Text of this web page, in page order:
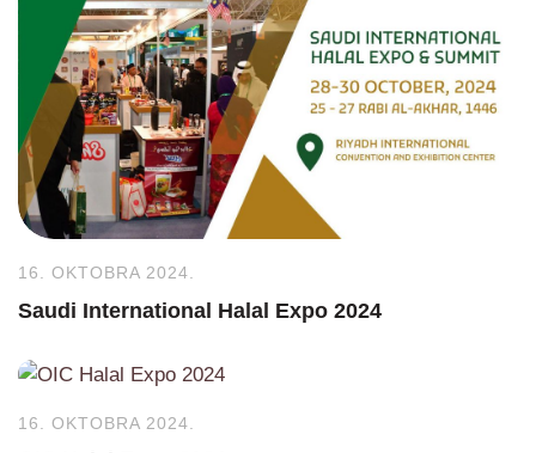
16. OKTOBRA 2024.
Saudi International Halal Expo 2024
16. OKTOBRA 2024.